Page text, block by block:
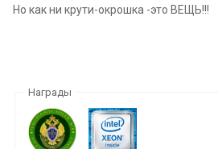
Но как ни крути-окрошка -это ВЕЩЬ!!!
Награды